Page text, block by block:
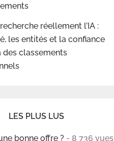
réellement l’IA :
les entités et la confiance
des classements
LES PLUS LUS
bonne offre ? - 8 736 vues